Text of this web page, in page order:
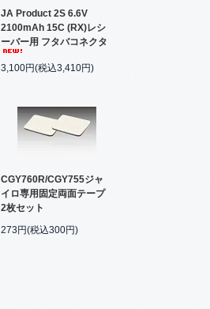
JA Product 2S 6.6V
2100mAh 15C (RX)レシ
ーバー用 フタバコネクタ
3,100円(税込3,410円)
CGY760R/CGY755ジャ
イロ専用固定両面テープ
2枚セット
273円(税込300円)